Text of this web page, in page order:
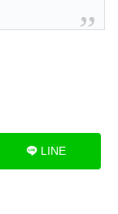
LINE